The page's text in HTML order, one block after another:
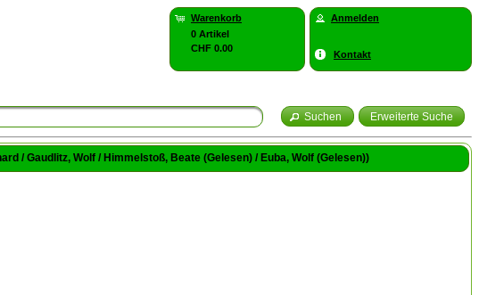
Warenkorb
0 Artikel
CHF 0.00
Anmelden
Kontakt
Suchen Erweiterte Suche
/ Gaudlitz, Wolf / Himmelstoß, Beate (Gelesen) / Euba, Wolf (Gelesen))